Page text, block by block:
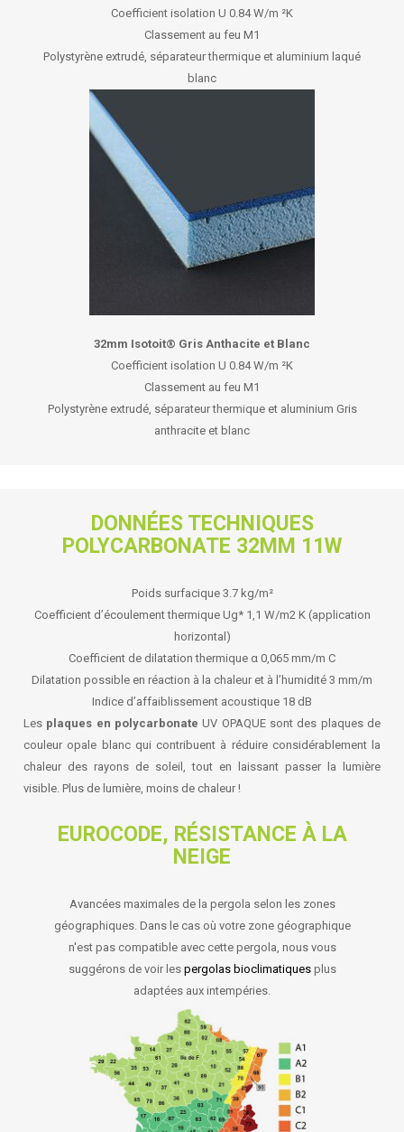
Coefficient isolation U 0.84 W/m ²K
Classement au feu M1
Polystyrène extrudé, séparateur thermique et aluminium laqué
blanc
32mm Isotoit® Gris Anthacite et Blanc
Coefficient isolation U 0.84 W/m ²K
Classement au feu M1
Polystyrène extrudé, séparateur thermique et aluminium Gris
anthracite et blanc
DONNÉES TECHNIQUES
POLYCARBONATE 32MM 11W
Poids surfacique3.7 kg/m²
Coefficient d’écoulement thermique Ug*1,1 W/m2 K (application
horizontal)
Coefficient de dilatation thermique α 0,065 mm/m C
Dilatation possible en réaction à la chaleur et à l’humidité 3 mm/m
Indice d’affaiblissement acoustique 18 dB
Les plaques en polycarbonate UV OPAQUE sont des plaques de
couleur opale blanc qui contribuent à réduire considérablement la
chaleur des rayons de soleil, tout en laissant passer la lumière
visible. Plus de lumière, moins de chaleur !
EUROCODE, RÉSISTANCE À LA
NEIGE
Avancées maximales de la pergola selon les zones
géographiques. Dans le cas où votre zone géographique
n'est pas compatible avec cette pergola, nous vous
suggérons de voir les pergolas bioclimatiquesplus
adaptées aux intempéries.